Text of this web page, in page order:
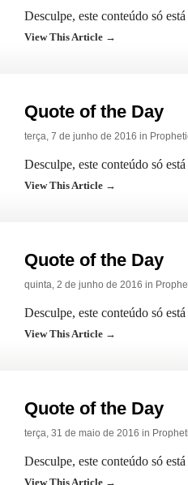
Desculpe, este conteúdo só
View This Article →
Quote of the Day
terça, 7 de junho de 2016 in
Desculpe, este conteúdo só
View This Article →
Quote of the Day
quinta, 2 de junho de 2016 in
Desculpe, este conteúdo só
View This Article →
Quote of the Day
terça, 31 de maio de 2016 in
Desculpe, este conteúdo só
View This Article →